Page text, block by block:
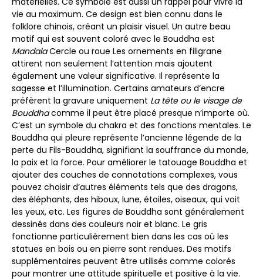
vie au maximum. Ce design est bien connu dans le
folklore chinois, créant un plaisir visuel. Un autre beau
motif qui est souvent coloré avec le Bouddha est
MandalaCercle ou roue Les ornements en filigrane
attirent non seulement l’attention mais ajoutent
également une valeur significative. Il représente la
sagesse et l’illumination. Certains amateurs d’encre
préfèrent la gravure uniquement La tête ou le visage de
Bouddhacomme il peut être placé presque n’importe où.
C’est un symbole du chakra et des fonctions mentales. Le
Bouddha qui pleure représente l’ancienne légende de la
perte du Fils-Bouddha, signifiant la souffrance du monde,
la paix et la force. Pour améliorer le tatouage Bouddha et
ajouter des couches de connotations complexes, vous
pouvez choisir d’autres éléments tels que des dragons,
des éléphants, des hiboux, lune, étoiles, oiseaux, qui voit
les yeux, etc. Les figures de Bouddha sont généralement
dessinés dans des couleurs noir et blanc. Le gris
fonctionne particulièrement bien dans les cas où les
statues en bois ou en pierre sont rendues. Des motifs
supplémentaires peuvent être utilisés comme colorés
pour montrer une attitude spirituelle et positive à la vie.